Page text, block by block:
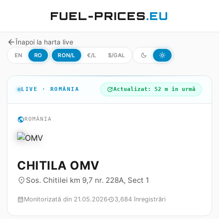
FUEL-PRICES.EU
arrow_backÎnapoi la harta live
EN RO RON/L €/L $/GAL dark_mode light_mode
LIVE · ROMÂNIA updateActualizat: 52 m în urmă
publicROMÂNIA
CHITILA OMV
place Sos. Chitilei km 9,7 nr. 228A, Sect 1
calendar_monthMonitorizată din 21.05.2026history3,684 înregistrări